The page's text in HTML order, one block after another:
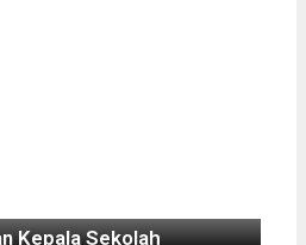
Kepala Sekolah